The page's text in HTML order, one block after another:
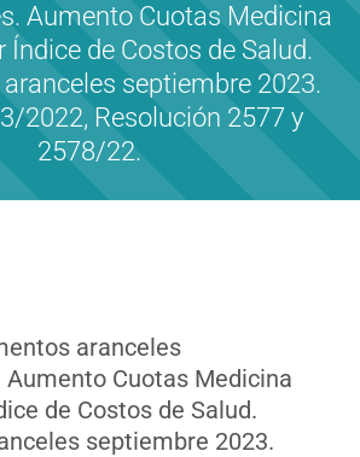
Aumento Cuotas Medicina
Índice de Costos de Salud.
septiembre 2023.
2022, Resolución 2577 y
2578/22.
aranceles
Cuotas Medicina
de Costos de Salud.
septiembre 2023.